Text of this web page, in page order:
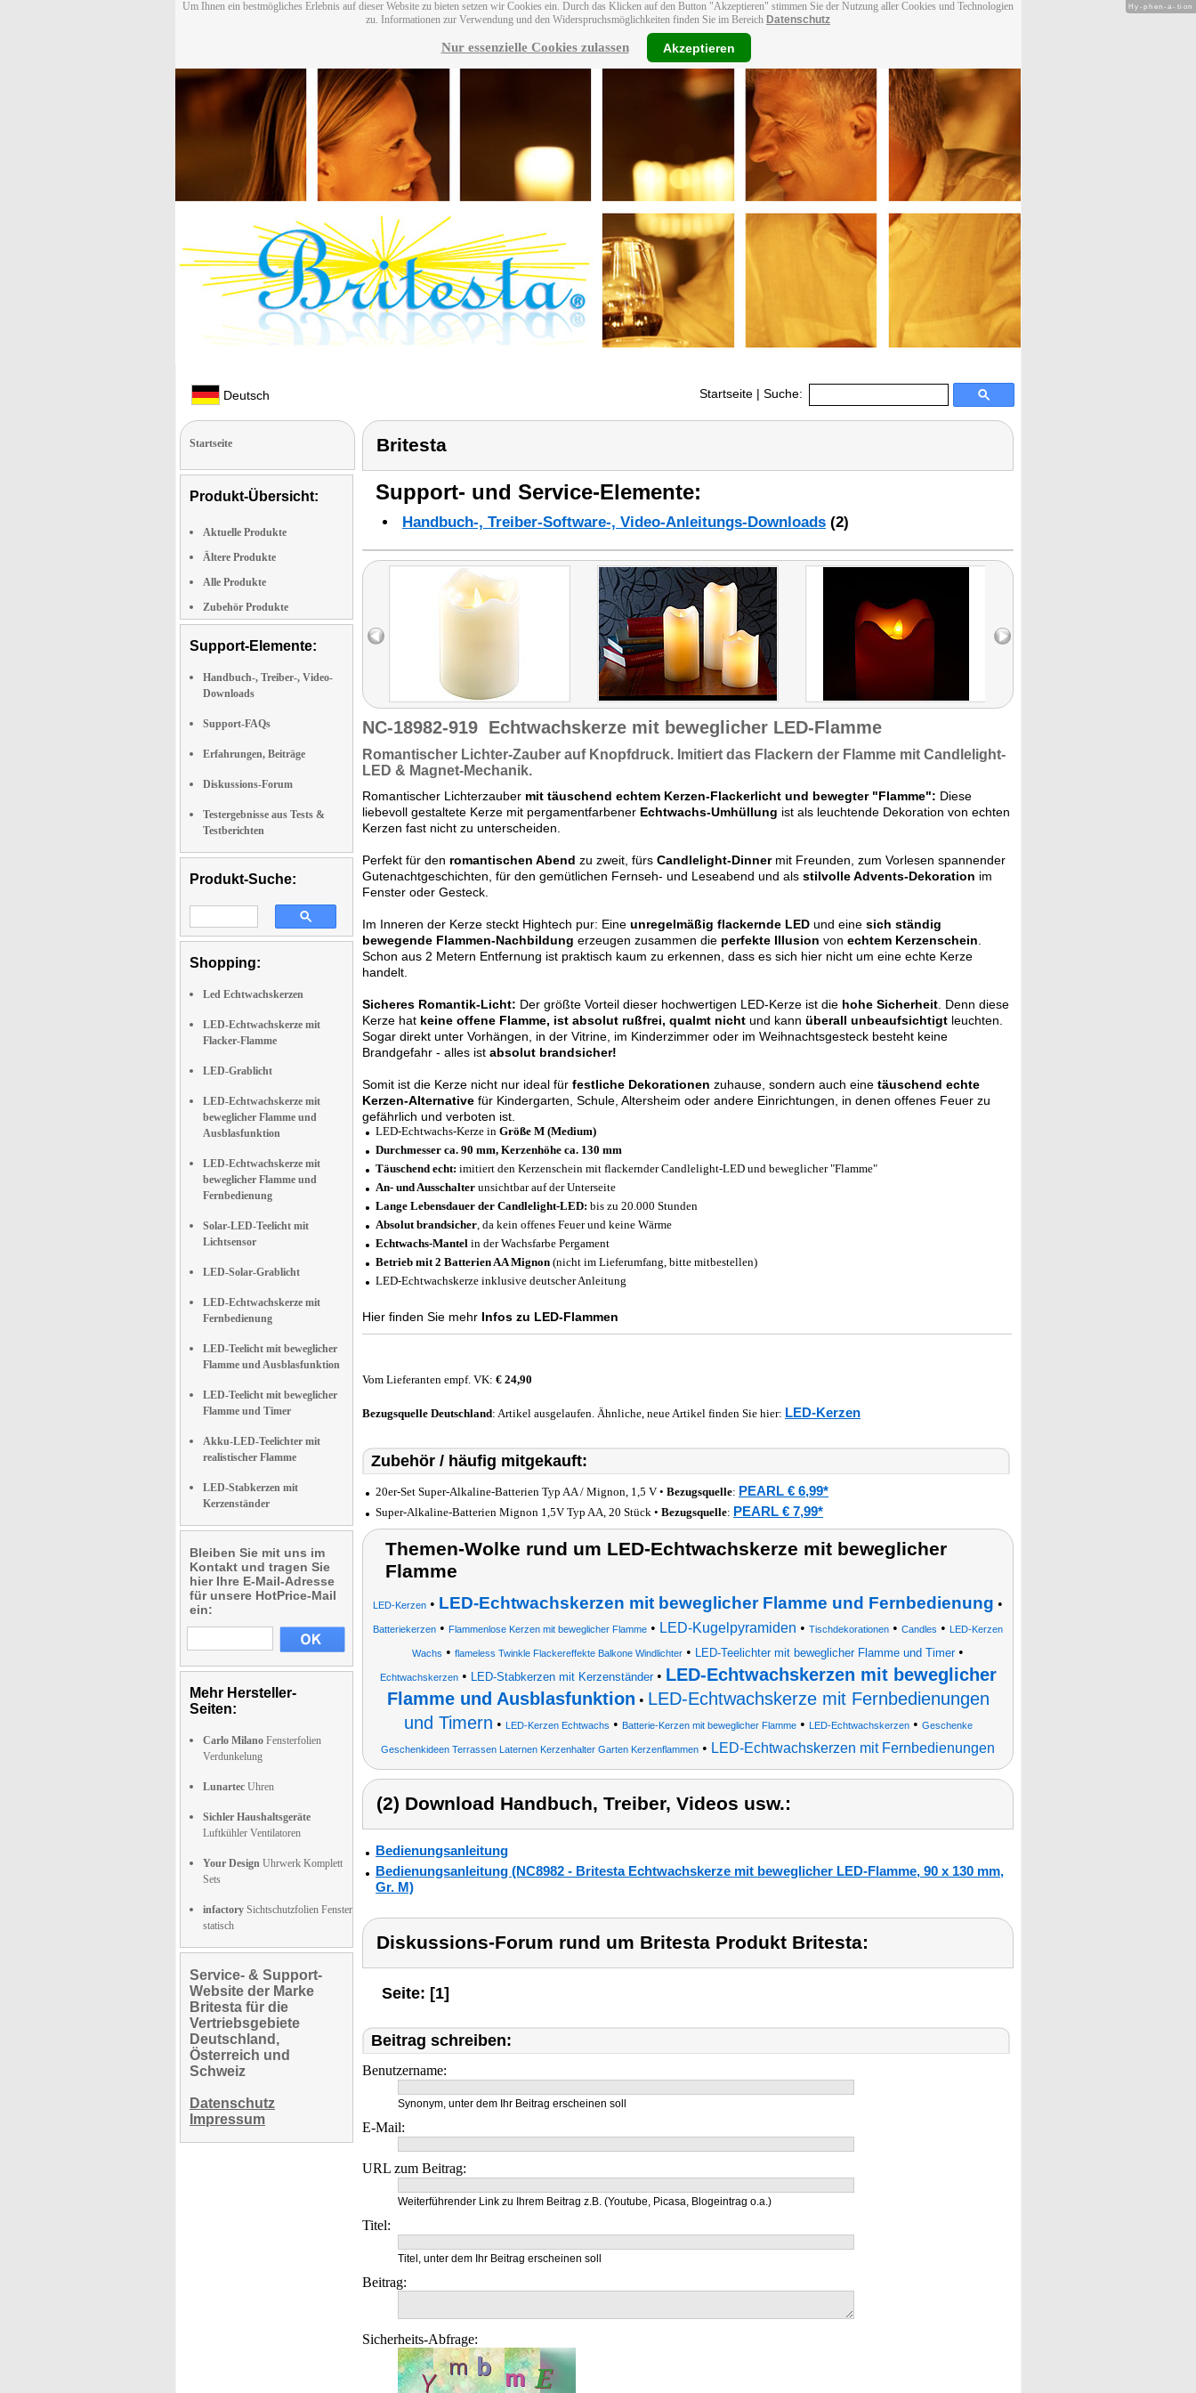
Um Ihnen ein bestmögliches Erlebnis auf dieser Website zu bieten setzen wir Cookies ein. Durch das Klicken auf den Button "Akzeptieren" stimmen Sie der Nutzung aller Cookies und Technologien
zu. Informationen zur Verwendung und den Widerspruchsmöglichkeiten finden Sie im Bereich Datenschutz
Nur essenzielle Cookies zulassen Akzeptieren
Deutsch Startseite | Suche:
Startseite
Produkt-Übersicht:
Aktuelle Produkte
Ältere Produkte
Alle Produkte
Zubehör Produkte
Support-Elemente:
Handbuch-, Treiber-, Video-
Downloads
Support-FAQs
Erfahrungen, Beiträge
Diskussions-Forum
Testergebnisse aus Tests &
Testberichten
Produkt-Suche:
Shopping:
Led Echtwachskerzen
LED-Echtwachskerze mit
Flacker-Flamme
LED-Grablicht
LED-Echtwachskerze mit
beweglicher Flamme und
Ausblasfunktion
LED-Echtwachskerze mit
beweglicher Flamme und
Fernbedienung
Solar-LED-Teelicht mit
Lichtsensor
LED-Solar-Grablicht
LED-Echtwachskerze mit
Fernbedienung
LED-Teelicht mit beweglicher
Flamme und Ausblasfunktion
LED-Teelicht mit beweglicher
Flamme und Timer
Akku-LED-Teelichter mit
realistischer Flamme
LED-Stabkerzen mit
Kerzenständer
Bleiben Sie mit uns im
Kontakt und tragen Sie
hier Ihre E-Mail-Adresse
für unsere HotPrice-Mail
ein:
Mehr Hersteller-
Seiten:
Carlo Milano Fensterfolien
Verdunkelung
Lunartec Uhren
Sichler Haushaltsgeräte
Luftkühler Ventilatoren
Your Design Uhrwerk Komplett
Sets
infactory Sichtschutzfolien Fenster
statisch
Service- & Support-
Website der Marke
Britesta für die
Vertriebsgebiete
Deutschland,
Österreich und
Schweiz
Datenschutz
Impressum
Britesta
Support- und Service-Elemente:
Handbuch-, Treiber-Software-, Video-Anleitungs-Downloads (2)
NC-18982-919 Echtwachskerze mit beweglicher LED-Flamme
Romantischer Lichter-Zauber auf Knopfdruck. Imitiert das Flackern der Flamme mit Candlelight-
LED & Magnet-Mechanik.
Romantischer Lichterzauber mit täuschend echtem Kerzen-Flackerlicht und bewegter "Flamme": Diese
liebevoll gestaltete Kerze mit pergamentfarbener Echtwachs-Umhüllung ist als leuchtende Dekoration von echten
Kerzen fast nicht zu unterscheiden.
Perfekt für den romantischen Abend zu zweit, fürs Candlelight-Dinnermit Freunden, zum Vorlesen spannender
Gutenachtgeschichten, für den gemütlichen Fernseh- und Leseabend und als stilvolle Advents-Dekoration im
Fenster oder Gesteck.
Im Inneren der Kerze steckt Hightech pur: Eine unregelmäßig flackernde LED und eine sich ständig
bewegende Flammen-Nachbildung erzeugen zusammen die perfekte Illusion von echtem Kerzenschein
Schon aus 2 Metern Entfernung ist praktisch kaum zu erkennen, dass es sich hier nicht um eine echte Kerze
handelt.
Sicheres Romantik-Licht: Der größte Vorteil dieser hochwertigen LED-Kerze ist die hohe Sicherheit . Denn diese
Kerze hat keine offene Flamme, ist absolut rußfrei, qualmt nicht und kann überall unbeaufsichtigt leuchten.
Sogar direkt unter Vorhängen, in der Vitrine, im Kinderzimmer oder im Weihnachtsgesteck besteht keine
Brandgefahr - alles ist absolut brandsicher!
Somit ist die Kerze nicht nur ideal für festliche Dekorationen zuhause, sondern auch eine täuschend echte
Kerzen-Alternative für Kindergarten, Schule, Altersheim oder andere Einrichtungen, in denen offenes Feuer zu
gefährlich und verboten ist.
LED-Echtwachs-Kerze in Größe M (Medium)
Durchmesser ca. 90 mm, Kerzenhöhe ca. 130 mm
Täuschend echt: imitiert den Kerzenschein mit flackernder Candlelight-LED und beweglicher "Flamme"
An- und Ausschalter unsichtbar auf der Unterseite
Lange Lebensdauer der Candlelight-LED: bis zu 20.000 Stunden
Absolut brandsicher, da kein offenes Feuer und keine Wärme
Echtwachs-Mantel in der Wachsfarbe Pergament
Betrieb mit 2 Batterien AA Mignon (nicht im Lieferumfang, bitte mitbestellen)
LED-Echtwachskerze inklusive deutscher Anleitung
Hier finden Sie mehr Infos zu LED-Flammen
Vom Lieferanten empf. VK: € 24,90
Bezugsquelle Deutschland: Artikel ausgelaufen. Ähnliche, neue Artikel finden Sie hier: LED-Kerzen
Zubehör / häufig mitgekauft:
20er-Set Super-Alkaline-Batterien Typ AA / Mignon, 1,5 V • Bezugsquelle: PEARL € 6,99*
Super-Alkaline-Batterien Mignon 1,5V Typ AA, 20 Stück • Bezugsquelle: PEARL € 7,99*
Themen-Wolke rund um LED-Echtwachskerze mit beweglicher
Flamme
LED-Kerzen • LED-Echtwachskerzen mit beweglicher Flamme und Fernbedienung •
Batteriekerzen • Flammenlose Kerzen mit beweglicher Flamme • LED-Kugelpyramiden • Tischdekorationen • Candles • LED-Kerzen
Wachs • flameless Twinkle Flackereffekte Balkone Windlichter • LED-Teelichter mit beweglicher Flamme und Timer•
Echtwachskerzen• LED-Stabkerzen mit Kerzenständer• LED-Echtwachskerzen mit beweglicher
Flamme und Ausblasfunktion • LED-Echtwachskerze mit Fernbedienungen
und Timern • LED-Kerzen Echtwachs • Batterie-Kerzen mit beweglicher Flamme• LED-Echtwachskerzen• Geschenke
Geschenkideen Terrassen Laternen Kerzenhalter Garten Kerzenflammen • LED-Echtwachskerzen mit Fernbedienungen
(2) Download Handbuch, Treiber, Videos usw.:
Bedienungsanleitung
Bedienungsanleitung (NC8982 - Britesta Echtwachskerze mit beweglicher LED-Flamme, 90 x 130 mm,
Gr. M)
Diskussions-Forum rund um Britesta Produkt Britesta:
Seite: [1]
Beitrag schreiben:
Benutzername:
Synonym, unter dem Ihr Beitrag erscheinen soll
E-Mail:
URL zum Beitrag:
Weiterführender Link zu Ihrem Beitrag z.B. (Youtube, Picasa, Blogeintrag o.a.)
Titel:
Titel, unter dem Ihr Beitrag erscheinen soll
Beitrag:
Sicherheits-Abfrage:
Hy-phen-a-tion